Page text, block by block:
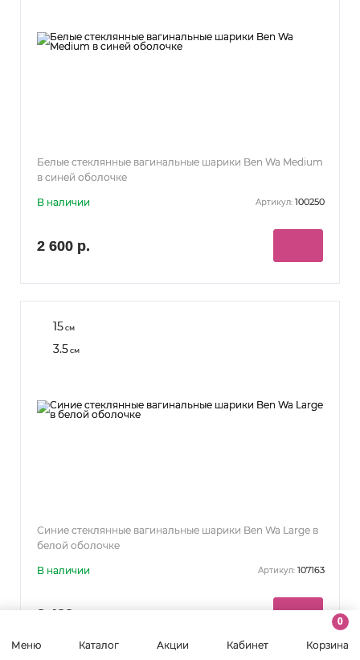
Меню Каталог Акции Кабинет
0
Корзина
Белые стеклянные вагинальные шарики Ben Wa Medium
в синей оболочке
В наличии Артикул: 100250
2 600 р.
15см
3.5см
Синие стеклянные вагинальные шарики Ben Wa Large в
белой оболочке
В наличии Артикул: 107163
2 400 р.
Дата отгрузки:завтра (14:00)